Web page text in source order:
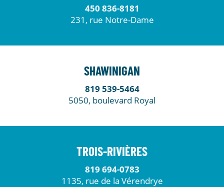
450 836-8181
231, rue Notre-Dame
SHAWINIGAN
819 539-5464
5050, boulevard Royal
TROIS-RIVIÈRES
819 694-0783
1135, rue de la Vérendrye